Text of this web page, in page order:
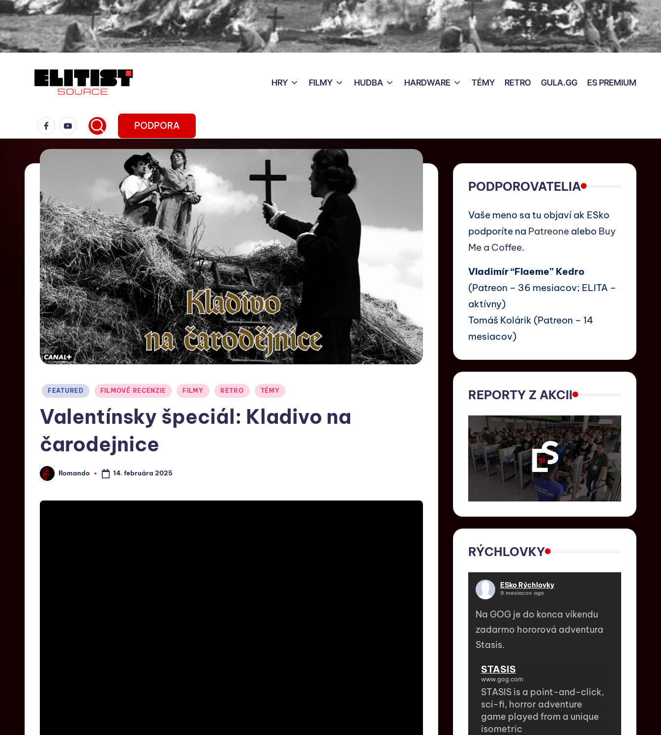
HRY FILMY HUDBA HARDWARE TÉMY RETRO GULA.GG ES PREMIUM
PODPORA
FEATURED FILMOVÉ RECENZIE FILMY RETRO TÉMY
Valentínsky špeciál: Kladivo na
čarodejnice
Romando 14. februára 2025
PODPOROVATELIA
Vaše meno sa tu objaví ak ESko
podporíte na Patreonealebo Buy
Me a Coffee.
Vladimír “Flaeme” Kedro
(Patreon – 36 mesiacov; ELITA –
aktívny)
Tomáš Kolárik (Patreon – 14
mesiacov)
REPORTY Z AKCII
RÝCHLOVKY
ESko Rýchlovky
9 mesiacov ago
Na GOG je do konca víkendu
zadarmo hororová adventura
Stasis.
STASIS
www.gog.com
STASIS is a point-and-click,
sci-fi, horror adventure
game played from a unique
isometric